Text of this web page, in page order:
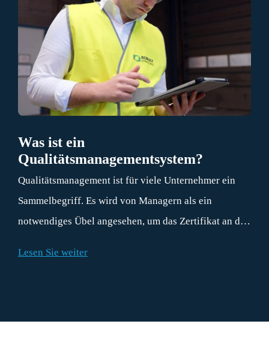
Was ist ein
Qualitätsmanagementsystem?
Qualitätsmanagement ist für viele Unternehmer ein
Sammelbegriff. Es wird von Managern als ein
notwendiges Übel angesehen, um das Zertifikat an die
Betrieb bei. Und damit zu einem besseren Ergebnis.
Lesen Sie weiter